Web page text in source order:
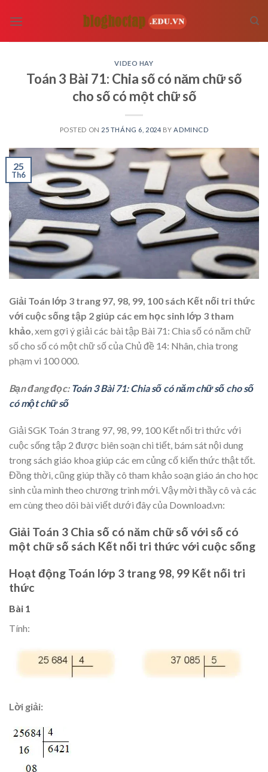
VIDEO HAY
Toán 3 Bài 71: Chia số có năm chữ số
cho số có một chữ số
POSTED ON 25 THÁNG 6, 2024 BY ADMINCD
25
Th6
Giải Toán lớp 3 trang 97, 98, 99, 100 sách Kết nối tri thức
với cuộc sống tập 2 giúp các em học sinh lớp 3 tham
khảo , xem gợi ý giải các bài tập Bài 71: Chia số có năm chữ
số cho số có một chữ số của Chủ đề 14: Nhân, chia trong
phạm vi 100 000.
Bạn đang đọc: Toán 3 Bài 71: Chia số có năm chữ số cho số
có một chữ số
Giải SGK Toán 3 trang 97, 98, 99, 100 Kết nối tri thức với
cuộc sống tập 2 được biên soạn chi tiết, bám sát nội dung
trong sách giáo khoa giúp các em củng cố kiến thức thật tốt.
Đồng thời, cũng giúp thầy cô tham khảo soạn giáo án cho học
sinh của mình theo chương trình mới. Vậy mời thầy cô và các
em cùng theo dõi bài viết dưới đây của Download.vn:
Giải Toán 3 Chia số có năm chữ số với số có
một chữ số sách Kết nối tri thức với cuộc sống
Hoạt động Toán lớp 3 trang 98, 99 Kết nối tri
thức
Bài 1
Tính:
Lời giải: